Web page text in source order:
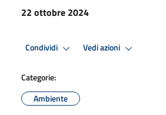
22 ottobre 2024
Condividi Vedi azioni
Categorie:
Ambiente